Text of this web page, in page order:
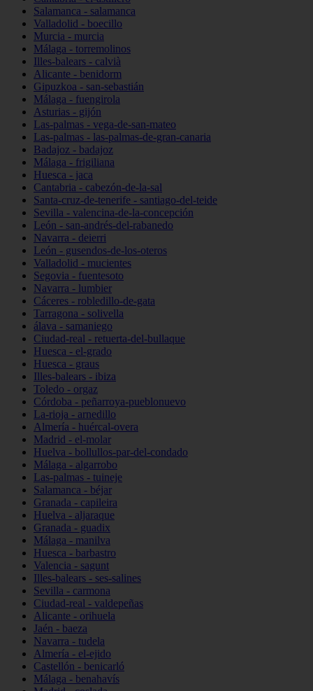
Salamanca - salamanca
Valladolid - boecillo
Murcia - murcia
Málaga - torremolinos
Illes-balears - calvià
Alicante - benidorm
Gipuzkoa - san-sebastián
Málaga - fuengirola
Asturias - gijón
Las-palmas - vega-de-san-mateo
Las-palmas - las-palmas-de-gran-canaria
Badajoz - badajoz
Málaga - frigiliana
Huesca - jaca
Cantabria - cabezón-de-la-sal
Santa-cruz-de-tenerife - santiago-del-teide
Sevilla - valencina-de-la-concepción
León - san-andrés-del-rabanedo
Navarra - deierri
León - gusendos-de-los-oteros
Valladolid - mucientes
Segovia - fuentesoto
Navarra - lumbier
Cáceres - robledillo-de-gata
Tarragona - solivella
álava - samaniego
Ciudad-real - retuerta-del-bullaque
Huesca - el-grado
Huesca - graus
Illes-balears - ibiza
Toledo - orgaz
Córdoba - peñarroya-pueblonuevo
La-rioja - arnedillo
Almería - huércal-overa
Madrid - el-molar
Huelva - bollullos-par-del-condado
Málaga - algarrobo
Las-palmas - tuineje
Salamanca - béjar
Granada - capileira
Huelva - aljaraque
Granada - guadix
Málaga - manilva
Huesca - barbastro
Valencia - sagunt
Illes-balears - ses-salines
Sevilla - carmona
Ciudad-real - valdepeñas
Alicante - orihuela
Jaén - baeza
Navarra - tudela
Almería - el-ejido
Castellón - benicarló
Málaga - benahavís